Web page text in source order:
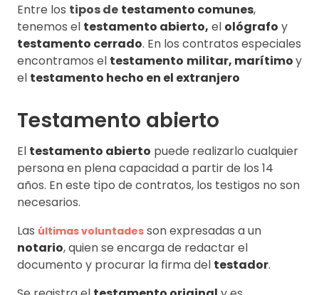
Entre los tipos de testamento comunes,
tenemos el testamento abierto, el ológrafo y
testamento cerrado. En los contratos especiales
encontramos el testamento militar, marítimoy
el testamento hecho en el extranjero
Testamento abierto
El testamento abierto puede realizarlo cualquier
persona en plena capacidad a partir de los 14
años. En este tipo de contratos, los testigos no son
necesarios.
Las últimas voluntades son expresadas a un
notario, quien se encarga de redactar el
documento y procurar la firma del testador.